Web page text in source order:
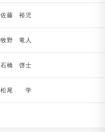
佐藤 裕児
牧野 竜人
石橋 啓士
松尾 学